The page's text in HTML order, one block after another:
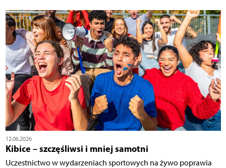
12.06.2026
Kibice – szczęśliwsi i mniej samotni
Uczestnictwo w wydarzeniach sportowych na żywo poprawia